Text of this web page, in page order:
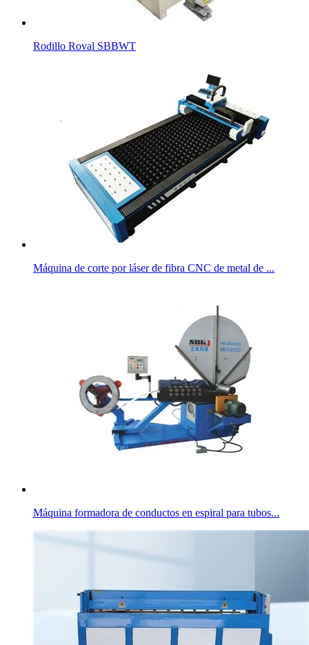
Rodillo Roval SBBWT
Máquina de corte por láser de fibra CNC de metal de ...
Máquina formadora de conductos en espiral para tubos...